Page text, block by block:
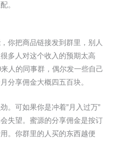
。
你把商品链接发到群里，别人
多人对这个收入的预期太高
人的同事群，偶尔发一些自己
分享佣金大概四五百块。
。可如果你是冲着”月入过万”
失望。蜜源的分享佣金是按订
。你群里的人买的东西越便